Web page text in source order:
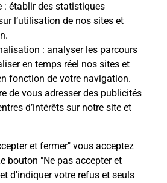
: établir des statistiques
l’utilisation de nos sites et
: analyser les parcours
en temps réel nos sites et
fonction de votre navigation.
de vous adresser des publicités
d’intérêts sur notre site et
et fermer" vous acceptez
bouton "Ne pas accepter et
d'indiquer votre refus et seuls
faut-il pour
bateau ?
le code bateau ?
est valable le